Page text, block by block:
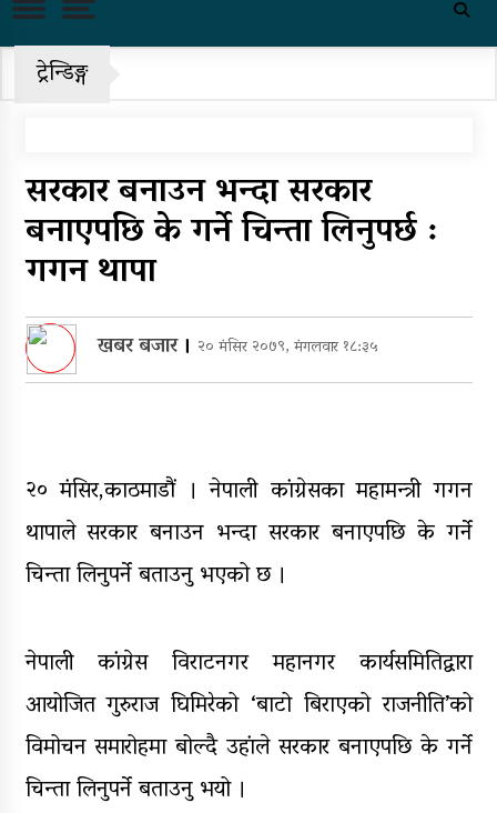
इतरको ५५१ सदस्यीय मूल आयोजक
पहिरो र बाढीका कारण देशका विभिन्न
राजमार्ग अवरुद्ध
पुन: एमाले-नेकपा सहकार्यमा, प्रदेशको
पक्राउ
घरमाथि पहिरो खस्दा ३ वर्षीय बालकको
मृत्यु, दुई घाइते
ट्रेन्डिङ्ग
सरकार बनाउन भन्दा सरकार
बनाएपछि के गर्ने चिन्ता लिनुपर्छ :
गगन थापा
खबर बजार। २० मंसिर २०७९, मंगलवार १८:३५
२० मंसिर,काठमाडौं । नेपाली कांग्रेसका महामन्त्री गगन
थापाले सरकार बनाउन भन्दा सरकार बनाएपछि के गर्ने
चिन्ता लिनुपर्ने बताउनु भएको छ ।
नेपाली कांग्रेस विराटनगर महानगर कार्यसमितिद्वारा
आयोजित गुरुराज घिमिरेको ‘बाटो बिराएको राजनीति’को
विमोचन समारोहमा बोल्दै उहांले सरकार बनाएपछि के गर्ने
चिन्ता लिनुपर्ने बताउनु भयो ।